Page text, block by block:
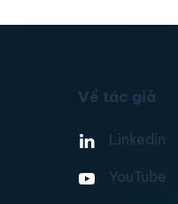
Về tác giả
Linkedin
YouTube